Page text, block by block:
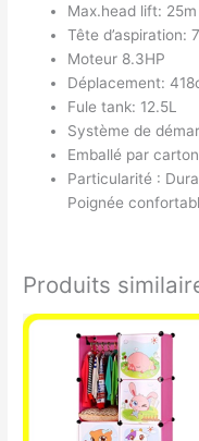
Max.head lift: 25m
Tête d’aspiration:
Moteur 8.3HP
Déplacement:
Fule tank: 12.5L
Système de
Emballé par carton
Particularité :
Poignée
Produits